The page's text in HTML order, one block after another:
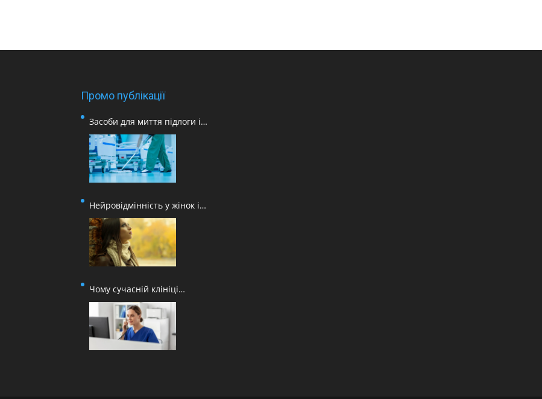
Промо публікації
Засоби для миття підлоги і
поверхонь для медичних
закладів
Нейровідмінність у жінок і
втома від постійної адаптації
Чому сучасній клініці
недостатньо лише онлайн-
запису